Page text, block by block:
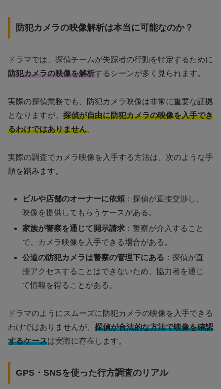
防犯カメラの映像解析は本当に可能なのか？
ドラマでは、探偵チームが失踪者の行動を特定するために
防犯カメラの映像を解析するシーンが多く見られます。
実際の探偵業務でも、防犯カメラ映像は非常に重要な証拠
となりますが、 探偵が自由に防犯カメラの映像を入手でき
るわけではありません。
実際の調査でカメラ映像を入手する方法は、次のような手
順を踏みます。
ビルや店舗のオーナーに依頼 ：探偵が直接交渉し、
映像を提供してもらうケースがある。
家族が警察を通じて開示請求 ：警察が介入すること
で、カメラ映像を入手できる場合がある。
公道の防犯カメラは警察の管理下にある ：探偵が直
接アクセスすることはできないため、協力者を通じ
て情報を得ることがある。
ドラマのようにスムーズに防犯カメラの映像を入手できる
わけではありませんが、 探偵が合法的な方法で映像を確認
するケースは実際に存在します。
GPS・SNSを使った行方調査のリアル